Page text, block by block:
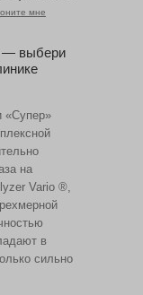
мне
— выбери
«Супер»
на
Vario ®,
в
сильно